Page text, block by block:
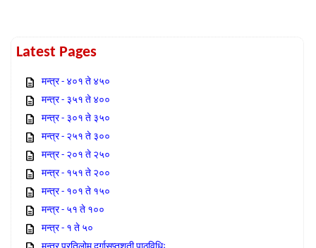
Latest Pages
मन्त्र - ४०१ ते ४५०
मन्त्र - ३५१ ते ४००
मन्त्र - ३०१ ते ३५०
मन्त्र - २५१ ते ३००
मन्त्र - २०१ ते २५०
मन्त्र - १५१ ते २००
मन्त्र - १०१ ते १५०
मन्त्र - ५१ ते १००
मन्त्र - १ ते ५०